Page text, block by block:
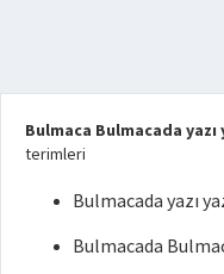
Bulmaca Bulmacada
terimleri
Bulmacada yazı
Bulmacada